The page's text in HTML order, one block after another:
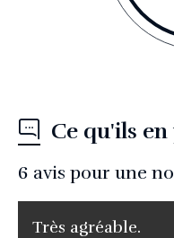
Ce qu'ils
6 avis pour une
Très agréable.